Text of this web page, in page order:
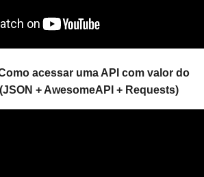
acessar uma API com valor do
+ AwesomeAPI + Requests)